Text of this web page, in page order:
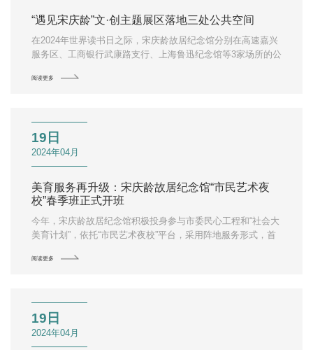
“遇见宋庆龄”文·创主题展区落地三处公共空间
在2024年世界读书日之际，宋庆龄故居纪念馆分别在高速嘉兴
服务区、工商银行武康路支行、上海鲁迅纪念馆等3家场所的公
庆龄故居独家出版物以及代表性文创纪念品。这也是继武康路
阅读更多
19日
2024年04月
美育服务再升级：宋庆龄故居纪念馆“市民艺术夜
校”春季班正式开班
今年，宋庆龄故居纪念馆积极投身参与市委民心工程和“社会大
美育计划”，依托“市民艺术夜校”平台，采用阵地服务形式，首
普及艺术教育，邀请更多观众进馆感受故居独特的文化魅力以
阅读更多
19日
2024年04月